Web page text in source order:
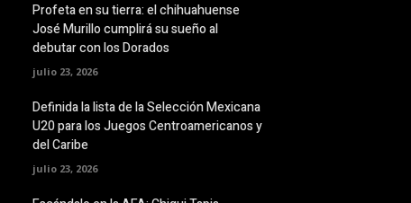
Profeta en su tierra: el chihuahuense
José Murillo cumplirá su sueño al
debutar con los Dorados
julio 23, 2026
Definida la lista de la Selección Mexicana
U20 para los Juegos Centroamericanos y
del Caribe
julio 23, 2026